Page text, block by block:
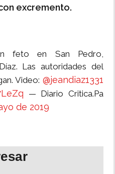
excremento.
feto en San Pedro,
Las autoridades del
Video: @jeandiaz1331
— Diario Critica.Pa
de 2019